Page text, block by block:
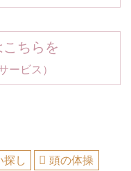
ちらを
ービス）
探し 頭の体操